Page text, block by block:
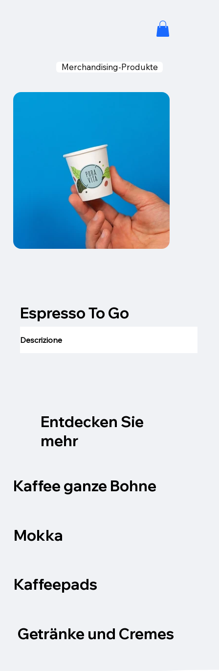
Merchandising-Produkte
Espresso To Go
Descrizione
Entdecken Sie
mehr
Kaffee ganze Bohne
Mokka
Kaffeepads
Getränke und Cremes